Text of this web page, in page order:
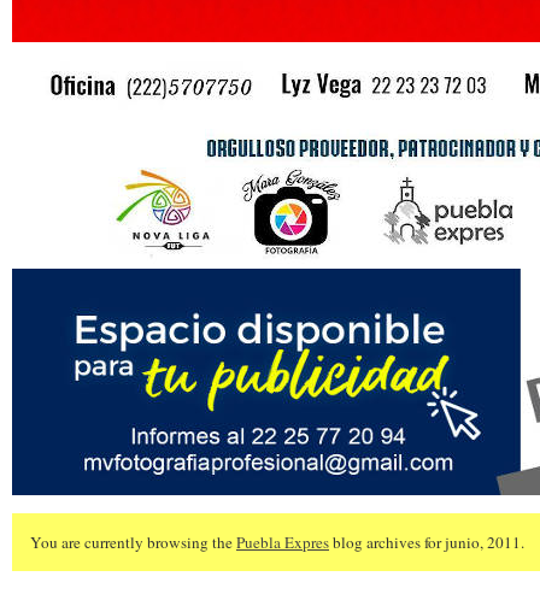
You are currently browsing thePuebla Expresblog archives for junio, 2011.